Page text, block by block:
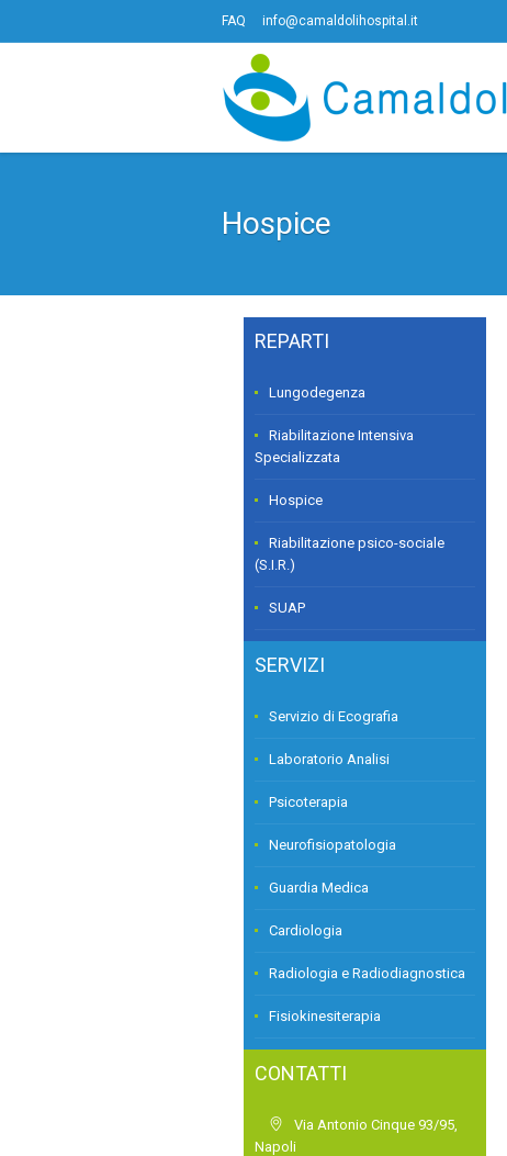
FAQ info@camaldolihospital.it
Hospice
REPARTI
Lungodegenza
Riabilitazione Intensiva
Specializzata
Hospice
Riabilitazione psico-sociale
(S.I.R.)
SUAP
SERVIZI
Servizio di Ecografia
Laboratorio Analisi
Psicoterapia
Neurofisiopatologia
Guardia Medica
Cardiologia
Radiologia e Radiodiagnostica
Fisiokinesiterapia
CONTATTI
Via Antonio Cinque 93/95,
Napoli